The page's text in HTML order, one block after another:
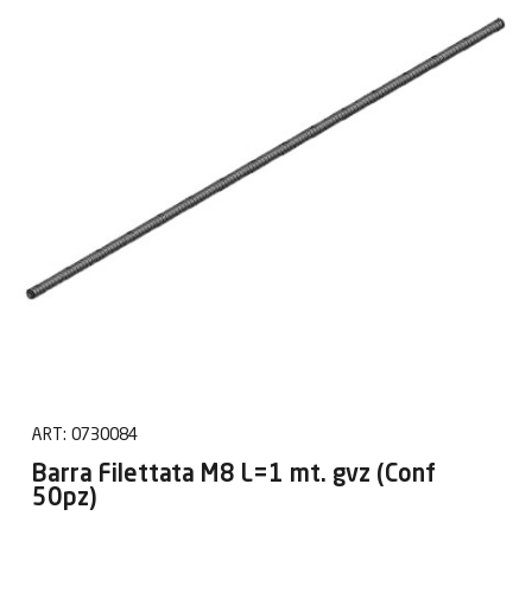
ART: 0730084
Barra Filettata M8 L=1 mt. gvz (Conf
50pz)